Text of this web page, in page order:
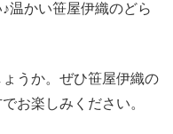
温かい笹屋伊織のどら
うか。ぜひ笹屋伊織の
お楽しみください。